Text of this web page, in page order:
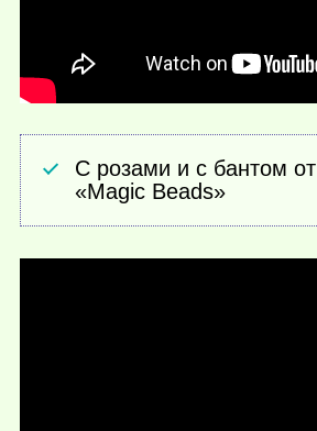
С розами и с бантом от
«Magic Beads»